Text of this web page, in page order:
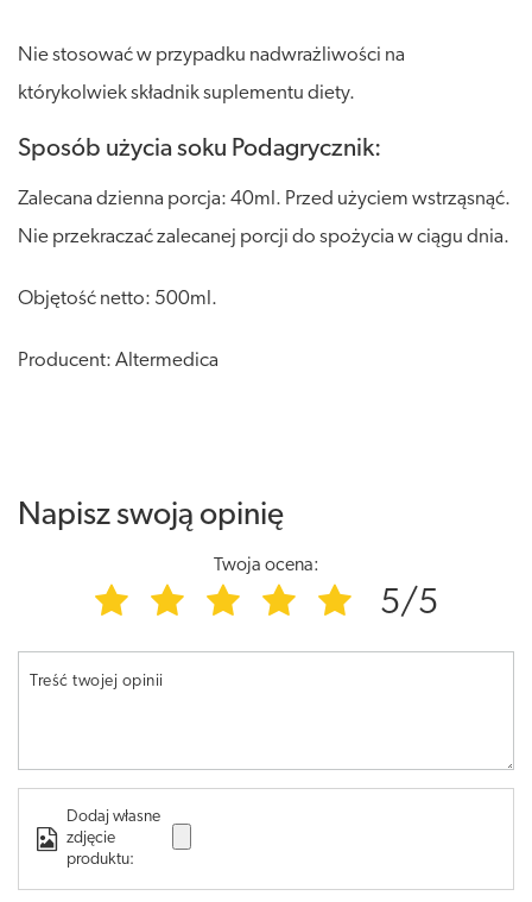
Nie stosować w przypadku nadwrażliwości na
którykolwiek składnik suplementu diety.
Sposób użycia soku Podagrycznik:
Zalecana dzienna porcja: 40ml. Przed użyciem wstrząsnąć.
Nie przekraczać zalecanej porcji do spożycia w ciągu dnia.
Objętość netto: 500ml.
Producent: Altermedica
Napisz swoją opinię
Twoja ocena:
5/5
Treść twojej opinii
Dodaj własne
zdjęcie
produktu: